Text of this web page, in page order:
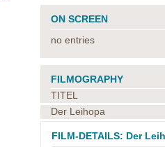
ON SCREEN
no entries
FILMOGRAPHY
TITEL
Der Leihopa
FILM-DETAILS: Der